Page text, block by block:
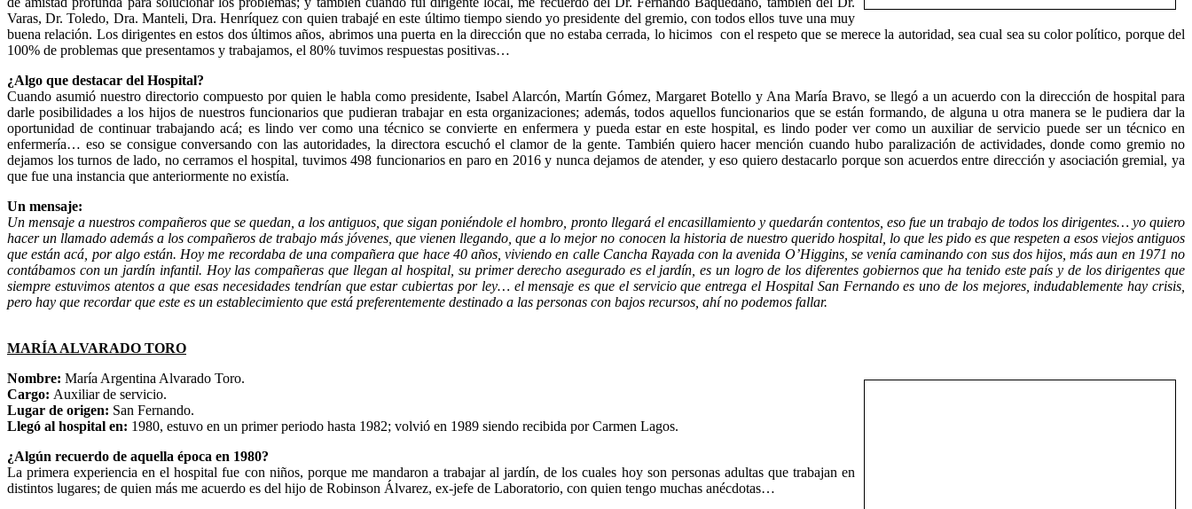
Varas, Dr. Toledo, Dra. Manteli, Dra. Henríquez con quien trabajé en este último tiempo siendo yo presidente del gremio, con todos ellos tuve una muy
buena relación. Los dirigentes en estos dos últimos años, abrimos una puerta en la dirección que no estaba cerrada, lo hicimos con el respeto que se merece la autoridad, sea cual sea su color político, porque del
100% de problemas que presentamos y trabajamos, el 80% tuvimos respuestas positivas…
¿Algo que destacar del Hospital?
Cuando asumió nuestro directorio compuesto por quien le habla como presidente, Isabel Alarcón, Martín Gómez, Margaret Botello y Ana María Bravo, se llegó a un acuerdo con la dirección de hospital para
darle posibilidades a los hijos de nuestros funcionarios que pudieran trabajar en esta organizaciones; además, todos aquellos funcionarios que se están formando, de alguna u otra manera se le pudiera dar la
oportunidad de continuar trabajando acá; es lindo ver como una técnico se convierte en enfermera y pueda estar en este hospital, es lindo poder ver como un auxiliar de servicio puede ser un técnico en
enfermería… eso se consigue conversando con las autoridades, la directora escuchó el clamor de la gente. También quiero hacer mención cuando hubo paralización de actividades, donde como gremio no
dejamos los turnos de lado, no cerramos el hospital, tuvimos 498 funcionarios en paro en 2016 y nunca dejamos de atender, y eso quiero destacarlo porque son acuerdos entre dirección y asociación gremial, ya
que fue una instancia que anteriormente no existía.
Un mensaje:
Un mensaje a nuestros compañeros que se quedan, a los antiguos, que sigan poniéndole el hombro, pronto llegará el encasillamiento y quedarán contentos, eso fue un trabajo de todos los dirigentes… yo quiero
hacer un llamado además a los compañeros de trabajo más jóvenes, que vienen llegando, que a lo mejor no conocen la historia de nuestro querido hospital, lo que les pido es que respeten a esos viejos antiguos
que están acá, por algo están. Hoy me recordaba de una compañera que hace 40 años, viviendo en calle Cancha Rayada con la avenida O’Higgins, se venía caminando con sus dos hijos, más aun en 1971 no
contábamos con un jardín infantil. Hoy las compañeras que llegan al hospital, su primer derecho asegurado es el jardín, es un logro de los diferentes gobiernos que ha tenido este país y de los dirigentes que
siempre estuvimos atentos a que esas necesidades tendrían que estar cubiertas por ley… el mensaje es que el servicio que entrega el Hospital San Fernando es uno de los mejores, indudablemente hay crisis,
pero hay que recordar que este es un establecimiento que está preferentemente destinado a las personas con bajos recursos, ahí no podemos fallar.
MARÍA ALVARADO TORO
Nombre: María Argentina Alvarado Toro.
Cargo: Auxiliar de servicio.
Lugar de origen: San Fernando.
Llegó al hospital en: 1980, estuvo en un primer periodo hasta 1982; volvió en 1989 siendo recibida por Carmen Lagos.
¿Algún recuerdo de aquella época en 1980?
La primera experiencia en el hospital fue con niños, porque me mandaron a trabajar al jardín, de los cuales hoy son personas adultas que trabajan en
distintos lugares; de quien más me acuerdo es del hijo de Robinson Álvarez, ex-jefe de Laboratorio, con quien tengo muchas anécdotas…